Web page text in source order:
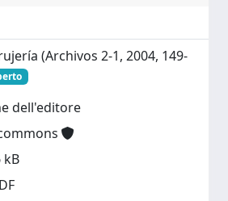
(Archivos 2-1, 2004, 149-
dell'editore
kB